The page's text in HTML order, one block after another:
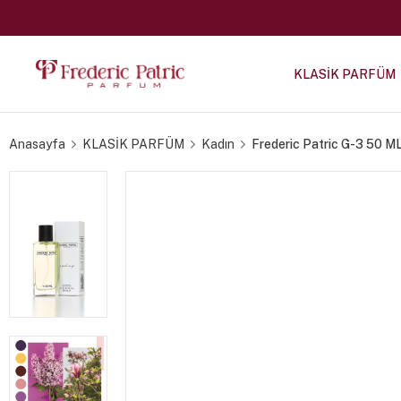
KLASİK PARFÜM
Anasayfa KLASİK PARFÜM Kadın Frederic Patric G-3 50